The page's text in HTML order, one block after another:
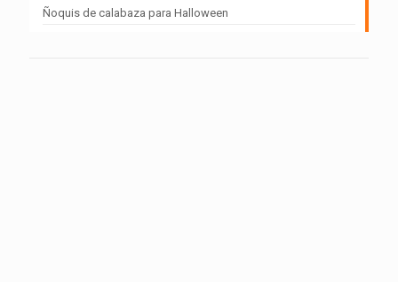
Ñoquis de calabaza para Halloween